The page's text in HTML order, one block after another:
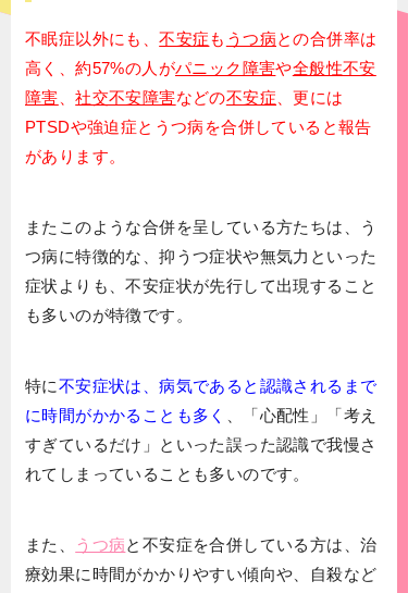
不眠症以外にも、不安症も うつ病との合併率は
高く、約57%の人がパニック障害や全般性不安
障害 、社交不安障害などの不安症 、更には
PTSDや強迫症とうつ病を合併していると報告
があります。
またこのような合併を呈している方たちは、う
つ病に特徴的な、抑うつ症状や無気力といった
症状よりも、不安症状が先行して出現すること
も多いのが特徴です。
特に不安症状は、病気であると認識されるまで
に時間がかかることも多く
、「心配性」「考え
すぎているだけ」といった誤った認識で我慢さ
れてしまっていることも多いのです。
また、 うつ病と不安症を合併している方は、治
療効果に時間がかかりやすい傾向や、自殺など